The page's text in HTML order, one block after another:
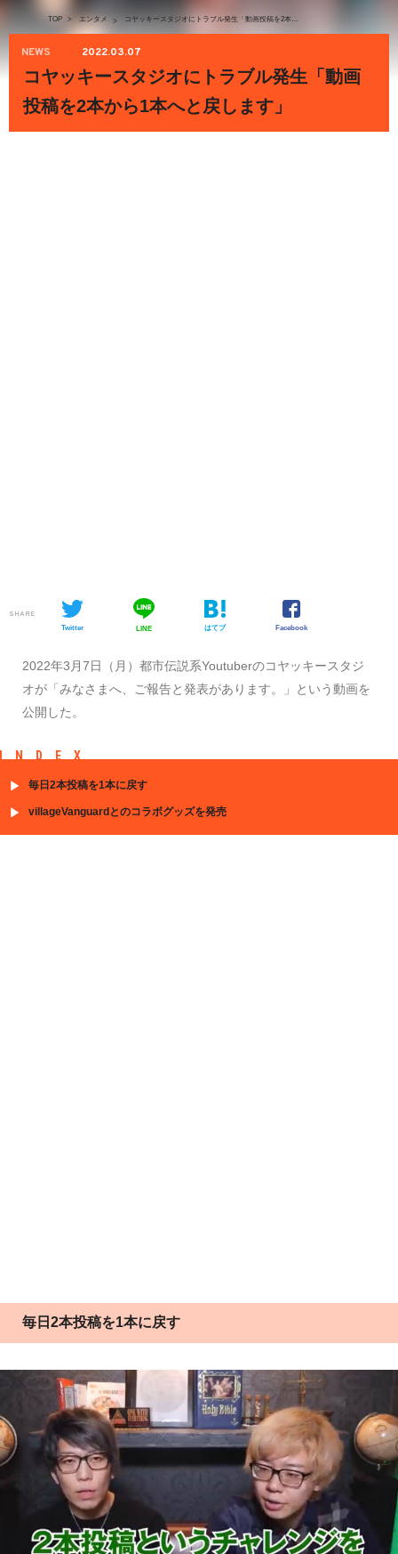
TOP > エンタメ > コヤッキースタジオにトラブル発生「動画投稿を2本から1本へと戻します」
NEWS 2022.03.07
コヤッキースタジオにトラブル発生「動画
投稿を2本から1本へと戻します」
SHARE
Twitter LINE はてブ Facebook
2022年3月7日（月）都市伝説系Youtuberのコヤッキースタジ
オが「みなさまへ、ご報告と発表があります。」という動画を
公開した。
INDEX
毎日2本投稿を1本に戻す
villageVanguardとのコラボグッズを発売
毎日2本投稿を1本に戻す